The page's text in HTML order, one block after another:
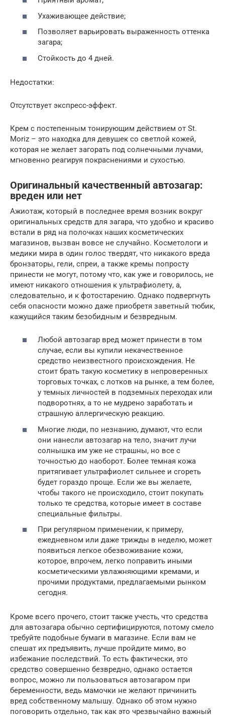
Ухаживающее действие;
Позволяет варьировать выраженность оттенка
загара;
Стойкость до 4 дней.
Недостатки:
Отсутствует экспресс-эффект.
Крем с постепенным тонирующим действием от St.
Moriz – это находка для девушек со светлой кожей,
которая не желает загорать под солнечными лучами,
мгновенно реагируя покраснениями и сухостью.
Оригинальный качественный автозагар:
вреден или нет
Ажиотаж, который в последнее время возник вокруг
оригинальных средств для загара, что удобно и красиво
встали в ряд на полочках наших косметических
магазинов, вызван вовсе не случайно. Косметологи и
медики мира в один голос твердят, что никакого вреда
бронзаторы, гели, спреи, а также кремы попросту
принести не могут, потому что, как уже и говорилось, не
имеют никакого отношения к ультрафиолету, а,
следовательно, и к фотостарению. Однако подвергнуть
себя опасности можно даже приобретя заветный тюбик,
кажущийся таким безобидным и безвредным.
Любой автозагар вред может принести в том
случае, если вы купили некачественное
средство неизвестного происхождения. Не
стоит брать такую косметику в непроверенных
торговых точках, с лотков на рынке, а тем более,
у темных личностей в подземных переходах или
подворотнях, а то не мудрено заработать и
страшную аллергическую реакцию.
Многие люди, по незнанию, думают, что если
они нанесли автозагар на тело, значит лучи
солнышка им уже не страшны, но все с
точностью до наоборот. Более темная кожа
притягивает ультрафиолет сильнее и сгореть
будет гораздо проще. Если же вы желаете,
чтобы такого не происходило, стоит покупать
только те средства, которые имеет в составе
специальные фильтры.
При регулярном применении, к примеру,
ежедневном или даже трижды в неделю, может
появиться легкое обезвоживание кожи,
которое, впрочем, легко поправить иными
косметическими увлажняющими кремами, и
прочими продуктами, предлагаемыми рынком
сегодня.
Кроме всего прочего, стоит также учесть, что средства
для автозагара обычно сертифицируются, потому смело
требуйте подобные бумаги в магазине. Если вам не
спешат их предъявить, лучше пройдите мимо, во
избежание последствий. То есть фактически, это
средство совершенно безвредно, однако остается
вопрос, можно ли пользоваться автозагаром при
беременности, ведь мамочки не желают причинить
вред собственному малышу. Однако об этом нужно
поговорить отдельно, так как это чрезвычайно важный